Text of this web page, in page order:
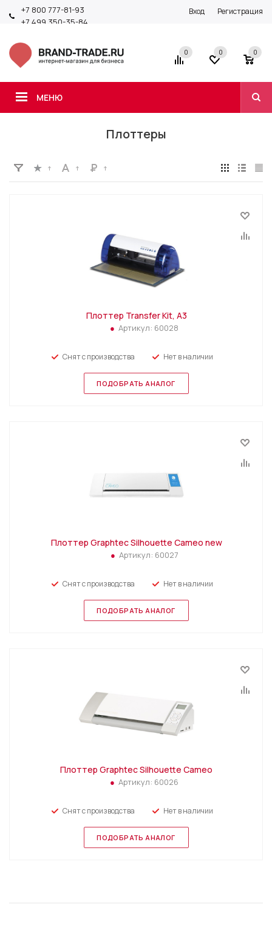
+7 800 777-81-93
+7 499 350-35-84
Вход Регистрация
МЕНЮ
0 0 0
Плоттеры
Плоттер Transfer Kit, А3
Артикул: 60028
Снят с производства Нет в наличии
ПОДОБРАТЬ АНАЛОГ
Плоттер Graphtec Silhouette Cameo new
Артикул: 60027
Снят с производства Нет в наличии
ПОДОБРАТЬ АНАЛОГ
Плоттер Graphtec Silhouette Cameo
Артикул: 60026
Снят с производства Нет в наличии
ПОДОБРАТЬ АНАЛОГ